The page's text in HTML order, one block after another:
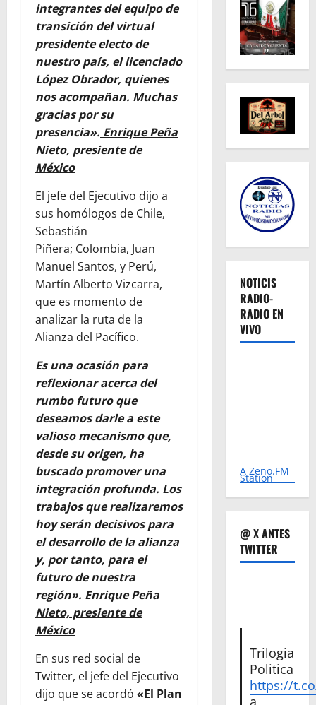
integrantes del equipo de
transición del virtual
presidente electo de
nuestro país, el licenciado
López Obrador, quienes
nos acompañan. Muchas
gracias por su
presencia». Enrique Peña
Nieto, presiente de
México
El jefe del Ejecutivo dijo a
sus homólogos de Chile,
Sebastián
Piñera; Colombia, Juan
Manuel Santos, y Perú,
Martín Alberto Vizcarra,
que es momento de
analizar la ruta de la
Alianza del Pacífico.
Es una ocasión para
reflexionar acerca del
rumbo futuro que
deseamos darle a este
valioso mecanismo que,
desde su origen, ha
buscado promover una
integración profunda. Los
trabajos que realizaremos
hoy serán decisivos para
el desarrollo de la alianza
y, por tanto, para el
futuro de nuestra
región». Enrique Peña
Nieto, presiente de
México
En sus red social de
Twitter, el jefe del Ejecutivo
dijo que se acordó «El Plan
NOTICIS
RADIO-
RADIO EN
VIVO
A Zeno.FM
Station
@ X ANTES
TWITTER
Trilogia
Politica
https://